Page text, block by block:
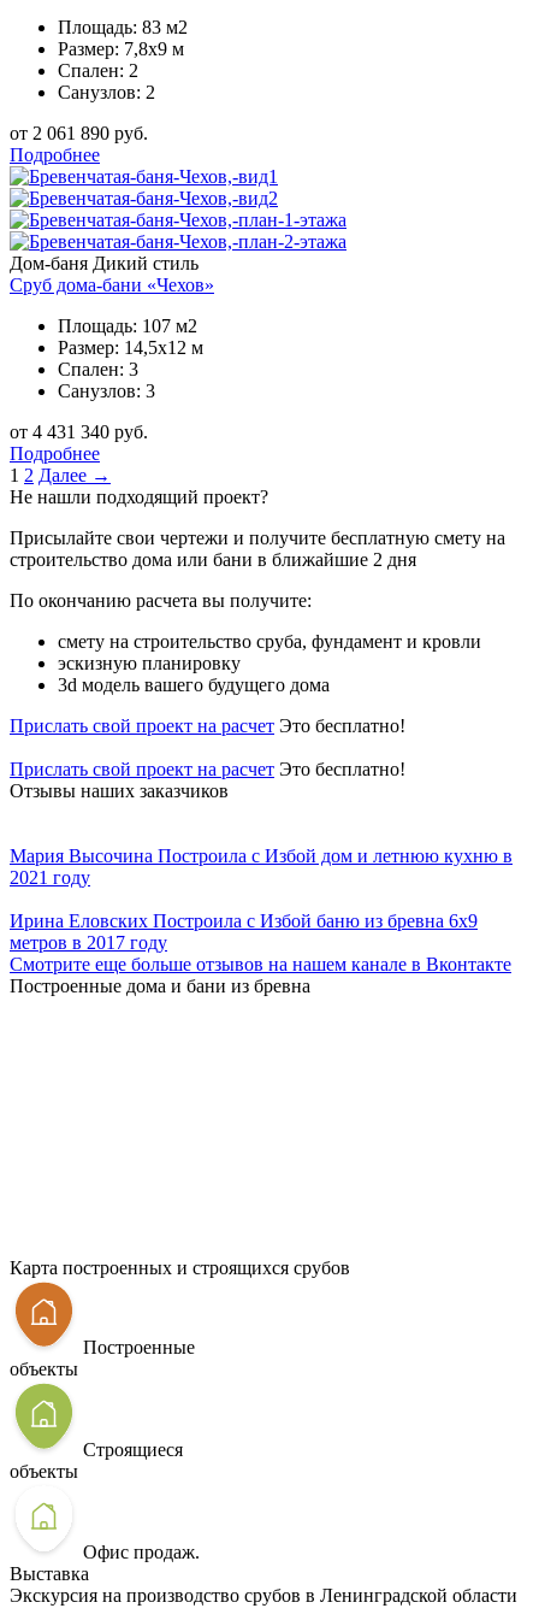
Площадь: 83 м2
Размер: 7,8х9 м
Спален: 2
Санузлов: 2
от 2 061 890 руб.
Подробнее
Дом-баня Дикий стиль
Сруб дома-бани «Чехов»
Площадь: 107 м2
Размер: 14,5х12 м
Спален: 3
Санузлов: 3
от 4 431 340 руб.
Подробнее
1 2 Далее →
Не нашли подходящий проект?
Присылайте свои чертежи и получите бесплатную смету на
строительство дома или бани в ближайшие 2 дня
По окончанию расчета вы получите:
смету на строительство сруба, фундамент и кровли
эскизную планировку
3d модель вашего будущего дома
Прислать свой проект на расчет Это бесплатно!
Прислать свой проект на расчет Это бесплатно!
Отзывы наших заказчиков
Мария Высочина Построила с Избой дом и летнюю кухню в
2021 году
Ирина Еловских Построила с Избой баню из бревна 6х9
метров в 2017 году
Смотрите еще больше отзывов на нашем канале в Вконтакте
Построенные дома и бани из бревна
Карта построенных и строящихся срубов
Построенные
объекты
Строящиеся
объекты
Офис продаж.
Выставка
Экскурсия на производство срубов в Ленинградской области